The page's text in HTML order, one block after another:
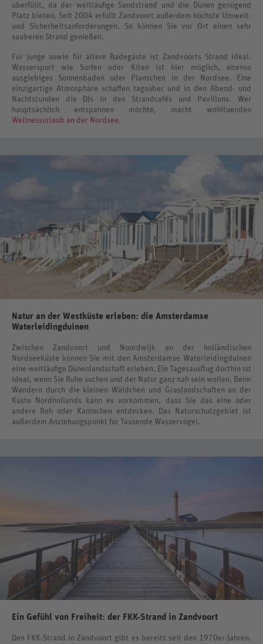
überfüllt, da der weitläufige Sandstrand und die Dünen genügend
Platz bieten. Seit 2004 erfüllt Zandvoort außerdem höchste Umwelt-
und Sicherheitsanforderungen. So können Sie vor Ort einen sehr
sauberen Strand genießen.
Für junge sowie für ältere Badegäste ist Zandvoorts Strand ideal.
Wassersport wie Surfen oder Kiten ist hier möglich, ebenso
ausgiebiges Sonnenbaden oder Planschen in der Nordsee. Eine
einzigartige Atmosphäre schaffen tagsüber und in den Abend- und
Nachtstunden die DJs in den Strandcafés und Pavillons. Wer
hauptsächlich entspannen möchte, macht wohltuenden
Wellnessurlaub an der Nordsee.
Natur an der Westküste erleben: die Amsterdamse
Waterleidingduinen
Zwischen Zandvoort und Noordwijk an der holländischen
Nordseeküste können Sie mit den Amsterdamse Waterleidingduinen
eine weitläufige Dünenlandschaft erleben. Ein Tagesausflug dorthin ist
ideal, wenn Sie Ruhe suchen und der Natur ganz nah sein wollen. Beim
Wandern durch die kleinen Wäldchen und Graslandschaften an der
Küste Nordhollands kann es vorkommen, dass Sie das eine oder
andere Reh oder Kaninchen entdecken. Das Naturschutzgebiet ist
außerdem Anziehungspunkt für Tausende Wasservögel.
Ein Gefühl von Freiheit: der FKK-Strand in Zandvoort
Den FKK-Strand in Zandvoort gibt es bereits seit den 1970er-Jahren.